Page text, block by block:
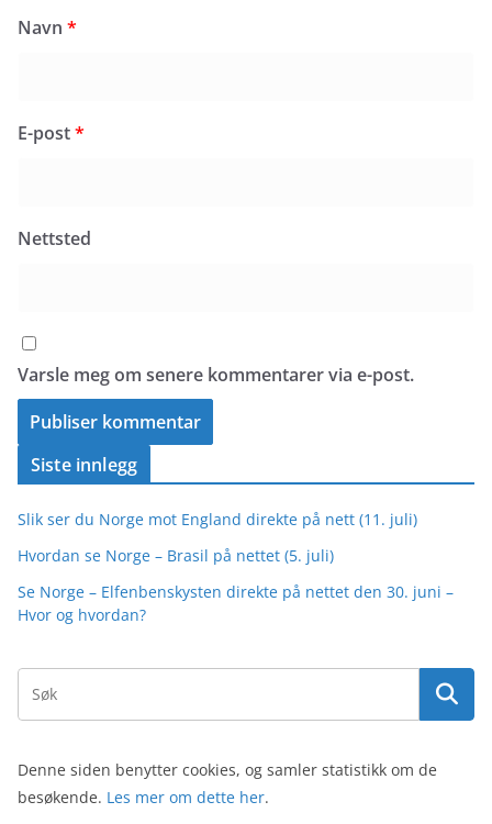
Navn *
E-post*
Nettsted
Varsle meg om senere kommentarer via e-post.
Siste innlegg
Slik ser du Norge mot England direkte på nett (11. juli)
Hvordan se Norge – Brasil på nettet (5. juli)
Se Norge – Elfenbenskysten direkte på nettet den 30. juni –
Hvor og hvordan?
Denne siden benytter cookies, og samler statistikk om de
besøkende. Les mer om dette her.